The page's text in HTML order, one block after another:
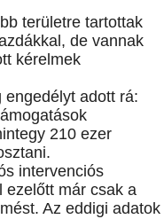
területre tartottak
de vannak
kérelmek
adott rá:
210 ezer
intervenciós
ezelőtt már csak a
Az eddigi adatok